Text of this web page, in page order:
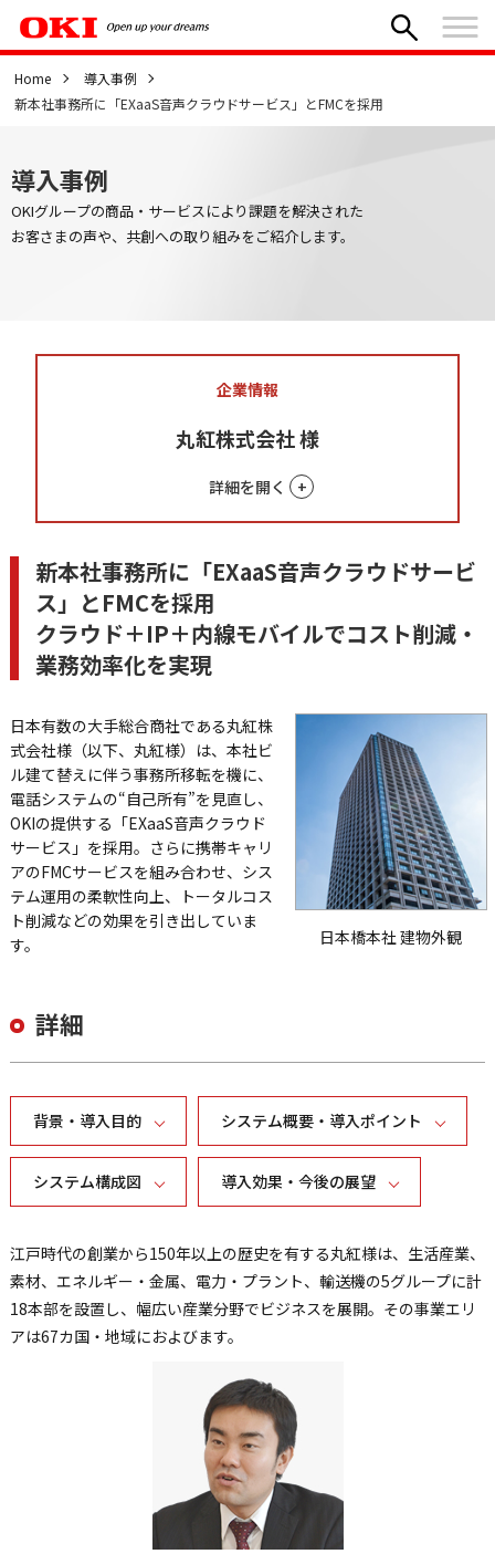
Home
導入事例
新本社事務所に「EXaaS音声クラウドサービス」とFMCを採用
導入事例
OKIグループの商品・サービスにより課題を解決された
お客さまの声や、共創への取り組みをご紹介します。
企業情報
丸紅株式会社 様
詳細を開く
新本社事務所に「EXaaS音声クラウドサービ
ス」とFMCを採用
クラウド＋IP＋内線モバイルでコスト削減・
業務効率化を実現
日本橋本社 建物外観
日本有数の大手総合商社である丸紅株
式会社様（以下、丸紅様）は、本社ビ
ル建て替えに伴う事務所移転を機に、
電話システムの“自己所有”を見直し、
OKIの提供する「EXaaS音声クラウド
サービス」を採用。さらに携帯キャリ
アのFMCサービスを組み合わせ、シス
テム運用の柔軟性向上、トータルコス
ト削減などの効果を引き出していま
す。
詳細
背景・導入目的 システム概要・導入ポイント
システム構成図 導入効果・今後の展望
江戸時代の創業から150年以上の歴史を有する丸紅様は、生活産業、
素材、エネルギー・金属、電力・プラント、輸送機の5グループに計
18本部を設置し、幅広い産業分野でビジネスを展開。その事業エリ
アは67カ国・地域におよびます。